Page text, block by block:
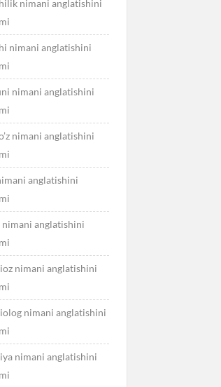
nimani anglatishini
nimani anglatishini
nimani anglatishini
nimani anglatishini
anglatishini
nimani anglatishini
nimani anglatishini
nimani anglatishini
nimani anglatishini